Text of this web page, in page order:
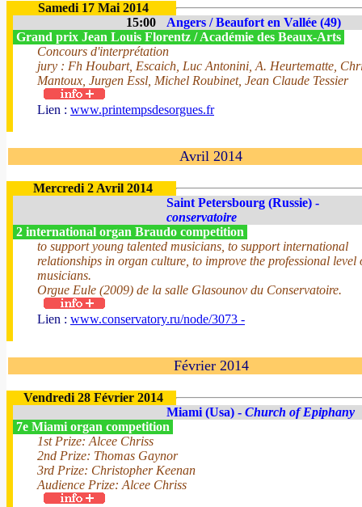
Samedi 17 Mai 2014
15:00
Angers / Beaufort en Vallée (49)
Grand prix Jean Louis Florentz / Académie des Beaux-Arts
Concours d'interprétation
jury : Fh Houbart, Escaich, Luc Antonini, A. Heurtematte,
Mantoux, Jurgen Essl, Michel Roubinet, Jean Claude Tessier
Lien : www.printempsdesorgues.fr
Avril 2014
Mercredi 2 Avril 2014
Saint Petersbourg (Russie) -
conservatoire
2 international organ Braudo competition
to support young talented musicians, to support international
relationships in organ culture, to improve the professional level
musicians.
Orgue Eule (2009) de la salle Glasounov du Conservatoire.
Lien : www.conservatory.ru/node/3073 -
Février 2014
Vendredi 28 Février 2014
Miami (Usa) - Church of Epiphany
7e Miami organ competition
1st Prize: Alcee Chriss
2nd Prize: Thomas Gaynor
3rd Prize: Christopher Keenan
Audience Prize: Alcee Chriss